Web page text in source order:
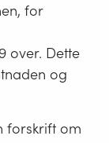
for
over. Dette
og
forskrift om